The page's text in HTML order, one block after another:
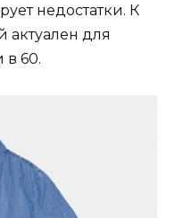
недостатки. К
актуален для
в 60.